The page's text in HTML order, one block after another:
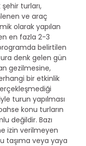
turları,
ve araç
olarak yapılan
en fazla 2-3
belirtilen
denk gelen gün
gezilmesine,
bir etkinlik
turun yapılması
konu turların
değildir. Bazı
izin verilmeyen
taşıma veya yaya